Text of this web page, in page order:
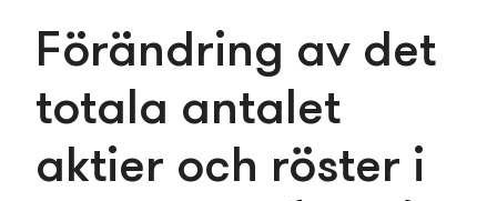
Förändring av det
totala antalet
aktier och röster i